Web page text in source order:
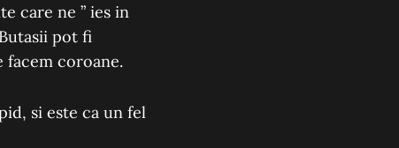
care ne ” ies in
pot fi
coroane.
si este ca un fel